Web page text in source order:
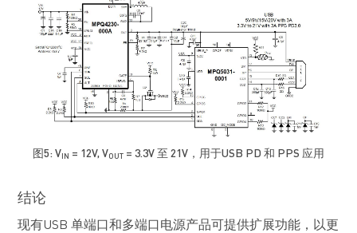
图5: V IN = 12V, VOUT = 3.3V 至 21V，用于USB PD 和 PPS 应用
结论
现有USB 单端口和多端口电源产品可提供扩展功能，以更